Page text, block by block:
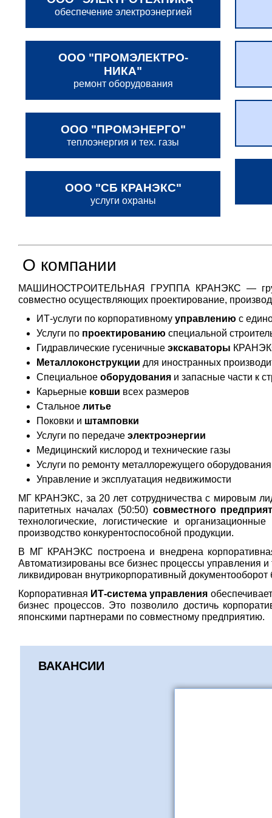
обеспечение электро­энергией
ООО "ПРОМ­ЭЛЕКТРО­
НИКА"
ремонт обору­дования
ООО "ПРОМ­ЭНЕРГО"
тепло­энергия и тех. газы
ООО "СБ КРАНЭКС"
услуги охраны
О компании
МАШИНОСТРОИТЕЛЬНАЯ ГРУППА КРАНЭКС —
совместно осуществляющих проектирование,
ИТ-услуги по корпоративному управлению с
Услуги по проектированию специальной
Гидравлические гусеничные экскаваторы
Металлоконструкции для иностранных
Специальное оборудования и запасные части к
Карьерные ковши всех размеров
Стальное литье
Поковки и штамповки
Услуги по передаче электроэнергии
Медицинский кислород и технические газы
Услуги по ремонту металлорежущего оборудования
Управление и эксплуатация недвижимости
МГ КРАНЭКС, за 20 лет сотрудничества с мировым
паритетных началах (50:50) совместного
технологические, логистические и организационные
производство конкурентоспособной продукции.
В МГ КРАНЭКС построена и внедрена
Автоматизированы все бизнес процессы управления и
ликвидирован внутрикорпоративный
Корпоративная ИТ-система управления
бизнес процессов. Это позволило достичь
японскими партнерами по совместному предприятию.
ВАКАНСИИ